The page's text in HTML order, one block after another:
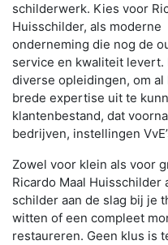
schilderwerk. Kies voor
Huisschilder, als moderne
onderneming die nog de
service en kwaliteit levert.
diverse opleidingen, om
brede expertise uit te
klantenbestand, dat
bedrijven, instellingen
Zowel voor klein als voor
Ricardo Maal Huisschilder
schilder aan de slag bij je
witten of een compleet
restaureren. Geen klus is